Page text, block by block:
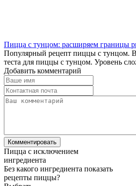
Пицца с тунцом: расширяем границы
Популярный рецепт пиццы с тунцом.
теста для пиццы с тунцом. Уровень
Добавить комментарий
Пицца с исключением
ингредиента
Без какого ингредиента показать
рецепты пиццы?